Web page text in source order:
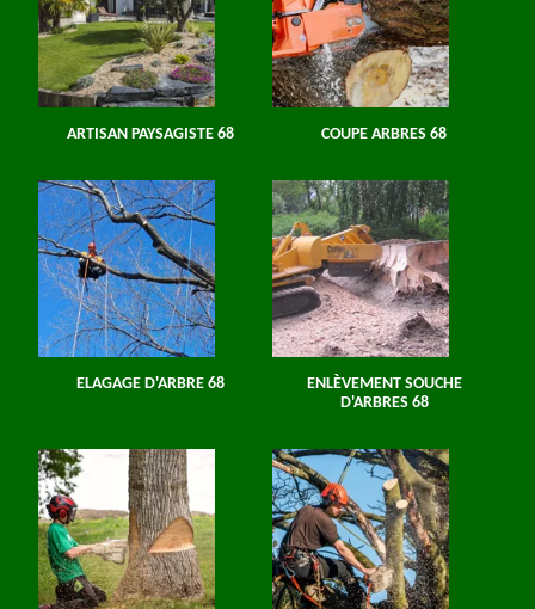
ARTISAN PAYSAGISTE 68 COUPE ARBRES 68
ELAGAGE D'ARBRE 68
ENLÈVEMENT SOUCHE
D'ARBRES 68